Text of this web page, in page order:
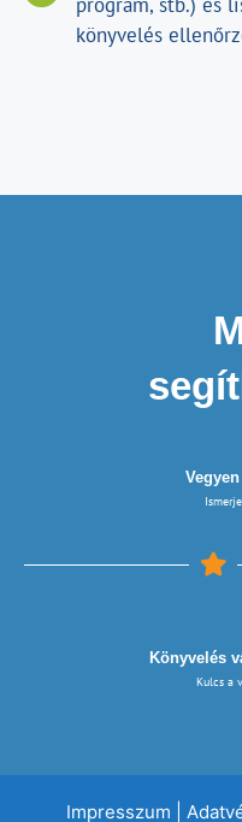
könyvelés
Könyvelés
Kulcs a
Impresszum